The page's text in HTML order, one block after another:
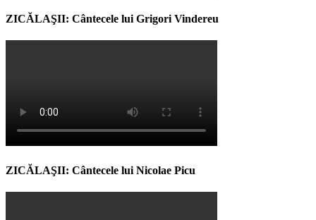
ZICĂLAŞII: Cântecele lui Grigori Vindereu
ZICĂLAŞII: Cântecele lui Nicolae Picu